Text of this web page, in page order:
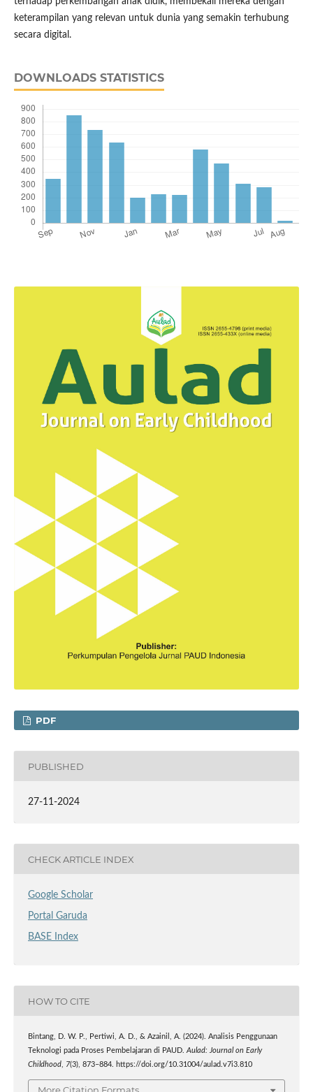
keterampilan yang relevan untuk dunia yang semakin terhubung
secara digital.
DOWNLOADS STATISTICS
PDF
PUBLISHED
27-11-2024
CHECK ARTICLE INDEX
Google Scholar
Portal Garuda
BASE Index
HOW TO CITE
Bintang, D. W. P., Pertiwi, A. D., & Azainil, A. (2024). Analisis Penggunaan
Teknologi pada Proses Pembelajaran di PAUD.Aulad: Journal on Early
Childhood, 7(3), 873–884. https://doi.org/10.31004/aulad.v7i3.810